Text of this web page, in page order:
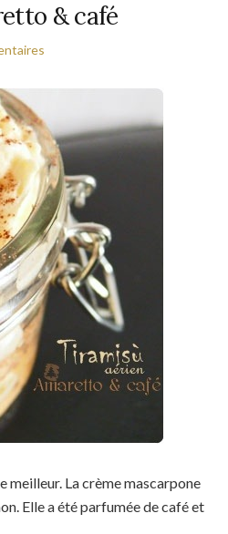
& café
meilleur. La crème mascarpone
Elle a été parfumée de café et